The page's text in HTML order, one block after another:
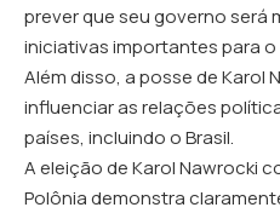
prever que seu governo será
iniciativas importantes para
Além disso, a posse de Karol
influenciar as relações
países, incluindo o Brasil.
A eleição de Karol Nawrocki
Polônia demonstra